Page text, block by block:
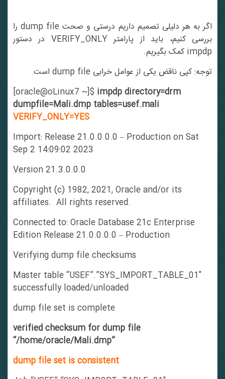
اگر به هر دلیلی تصمیم داریم درستی و صحت dump file را
بررسی کنیم، باید از پارامتر VERIFY_ONLY در دستور
impdp کمک بگیریم.
توجه: کپی ناقض یکی از عوامل خرابی dump file است.
[oracle@oLinux7 ~]$impdp directory=drm
dumpfile=Mali.dmp tables=usef.mali
VERIFY_ONLY=YES
Import: Release 21.0.0.0.0 – Production on Sat
Sep 2 14:09:02 2023
Version 21.3.0.0.0
Copyright (c) 1982, 2021, Oracle and/or its
affiliates. All rights reserved.
Connected to: Oracle Database 21c Enterprise
Edition Release 21.0.0.0.0 – Production
Verifying dump file checksums
Master table “USEF”.”SYS_IMPORT_TABLE_01″
successfully loaded/unloaded
dump file set is complete
verified checksum for dump file
“/home/oracle/Mali.dmp”
dump file set is consistent